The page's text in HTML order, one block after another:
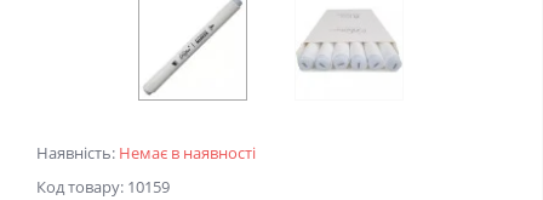
Наявність: Немає в наявності
Код товару: 10159